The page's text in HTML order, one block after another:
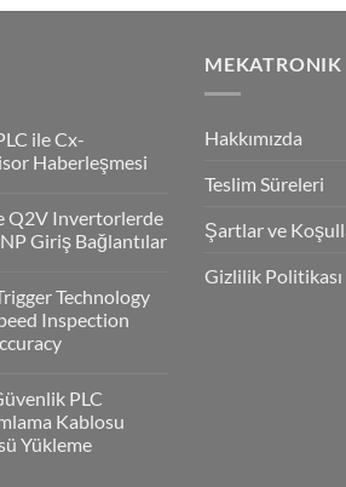
ile Cx-
Haberleşmesi
Q2V Invertorlerde
Giriş Bağlantılar
Technology
Inspection
PLC
Kablosu
Yükleme
MEKATRONIK
Hakkımızda
Teslim Süreleri
Şartlar ve
Gizlilik Politikası